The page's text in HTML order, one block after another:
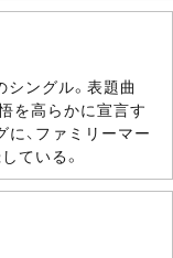
ングル。表題曲
を高らかに宣言す
に、ファミリーマー
ている。